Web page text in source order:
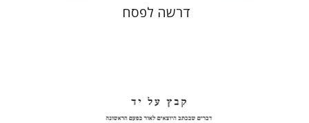
דרשה לפסח
פנחס רוט